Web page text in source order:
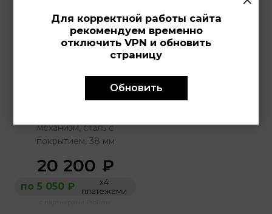
LOTUS
механизм, сталь с
покрытием, 38 мм
20 200 ₽
по 5 050 ₽
х4
платежами
Для корректной работы сайта
рекомендуем временно
отключить VPN и обновить
страницу
Обновить